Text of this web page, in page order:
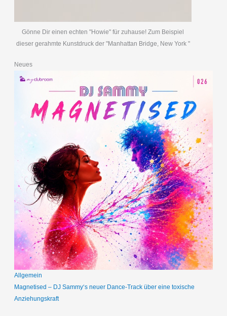
Gönne Dir einen echten "Howie" für zuhause! Zum Beispiel
dieser gerahmte Kunstdruck der "Manhattan Bridge, New York "
Neues
Allgemein
Magnetised – DJ Sammy‘s neuer Dance-Track über eine toxische
Anziehungskraft